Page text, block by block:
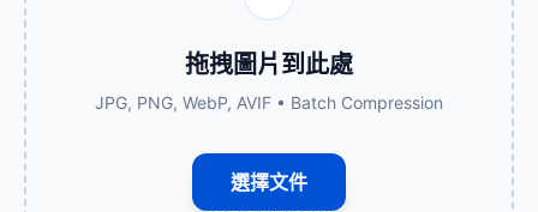
拖拽圖片到此處
JPG, PNG, WebP, AVIF • Batch Compression
選擇文件